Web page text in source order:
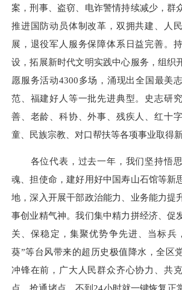
案，刑事、盗窃、电诈警情持续减少，群
推进国防动员体制改革，双拥共建、人
展，退役军人服务保障体系日益完善。
设，拓展新时代文明实践中心服务，组织
愿服务活动4300多场，涌现出全国最美
范、福建好人等一批先进典型。史志研
善、老龄、科协、外事、残疾人、红十
童、民族宗教、对口帮扶等各项事业取得新
各位代表，过去一年，我们坚持悟思
魂、担使命，建好用好中国寿山石馆等新
地，深入开展干部政治能力、业务能力提
事创业精气神。我们集中精力拼经济、促
关、保稳定，集聚优势争先进、当标兵
葵”等台风带来的超历史极值降水，全区
冲锋在前，广大人民群众齐心协力、共
点、抢通堵点，不到24小时就一键恢复正